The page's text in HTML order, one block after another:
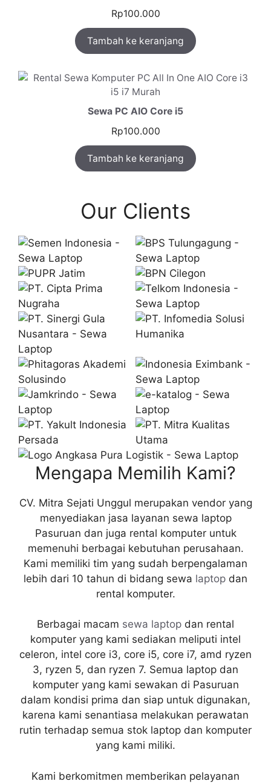
Rp100.000
Tambah ke keranjang
Sewa PC AIO Core i5
Rp100.000
Tambah ke keranjang
Our Clients
Mengapa Memilih Kami?
CV. Mitra Sejati Unggul merupakan vendor yang
menyediakan jasa layanan sewa laptop
Pasuruan dan juga rental komputer untuk
memenuhi berbagai kebutuhan perusahaan.
Kami memiliki tim yang sudah berpengalaman
lebih dari 10 tahun di bidang sewa laptop dan
rental komputer.
Berbagai macam sewa laptop dan rental
komputer yang kami sediakan meliputi intel
celeron, intel core i3, core i5, core i7, amd ryzen
3, ryzen 5, dan ryzen 7. Semua laptop dan
komputer yang kami sewakan di Pasuruan
dalam kondisi prima dan siap untuk digunakan,
karena kami senantiasa melakukan perawatan
rutin terhadap semua stok laptop dan komputer
yang kami miliki.
Kami berkomitmen memberikan pelayanan